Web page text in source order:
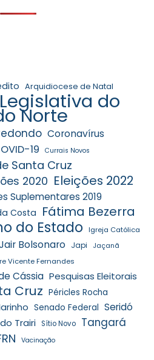
Arquidiocese de Natal
do
Norte
Coronavírus
19 Currais Novos
Santa Cruz
2020 Eleições 2022
Suplementares 2019
Costa Fátima Bezerra
do Estado Igreja Católica
Bolsonaro Japi Jaçanã
Vicente Fernandes
Cássia Pesquisas Eleitorais
Cruz Péricles Rocha
Senado Federal Seridó
Trairi Sítio Novo Tangará
Vacinação